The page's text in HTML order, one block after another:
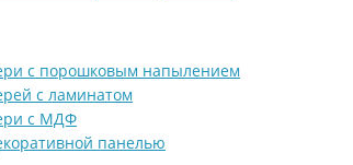
с порошковым напылением
с ламинатом
с МДФ
панелью